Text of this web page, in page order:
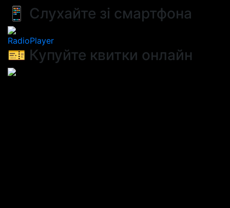
📱 Слухайте зі смартфона
RadioPlayer
🎫 Купуйте квитки онлайн